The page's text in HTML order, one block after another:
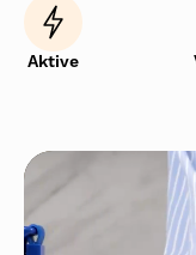
Aktive